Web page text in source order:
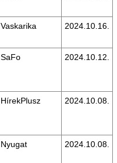
Vaskarika 2024.10.16.
SaFo 2024.10.12.
HírekPlusz 2024.10.08.
Nyugat 2024.10.08.